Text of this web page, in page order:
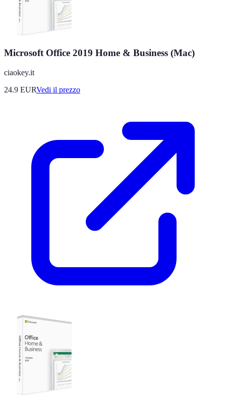
Microsoft Office 2019 Home & Business (Mac)
ciaokey.it
24.9 EURVedi il prezzo